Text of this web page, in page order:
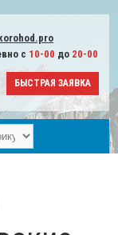
с 10-00 до 20-00
БЫСТРАЯ ЗАЯВКА